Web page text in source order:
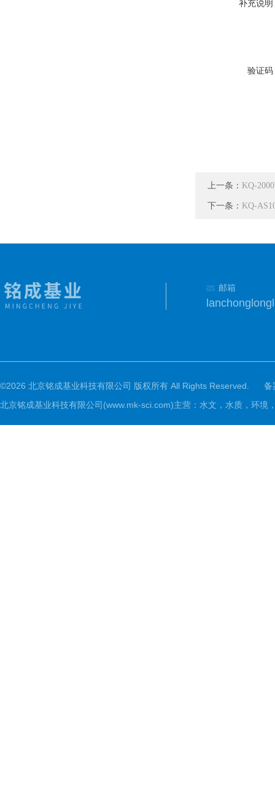
补充说明
验证码
上一条： KQ-
下一条： KQ-
邮箱
©2026 北京铭成基业科技有限公司 版权所有 All Rights Reserved.
备
北京铭成基业科技有限公司(www.mk-sci.com)主营：水文，水质，环境